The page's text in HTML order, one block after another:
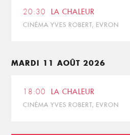
20:30 LA CHALEUR
CINÉMA YVES ROBERT, EVRON
MARDI 11 AOÛT 2026
18:00 LA CHALEUR
CINÉMA YVES ROBERT, EVRON